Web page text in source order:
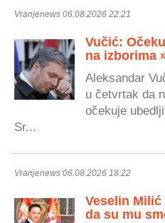
Vranjenews 06.08.2026 22:21
Vučić:
na izborima
Aleksandar
u četvrtak da
očekuje
Sr...
Vranjenews 06.08.2026 18:22
Veselin
da su mu